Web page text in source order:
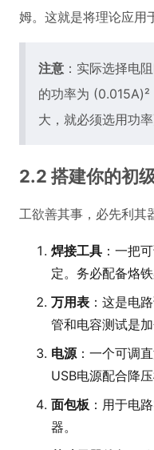
姆。这就是将理论应用
注意 ：实际选择电
的功率为
大，就必须选用功
2.2 搭建你的初
工欲善其事，必先利其
焊接工具 ：一把
定。务必配备烙铁
万用表 ：这是电
管和电容测试是加
电源：一个可调
USB电源配合降压
面包板 ：用于电
器。